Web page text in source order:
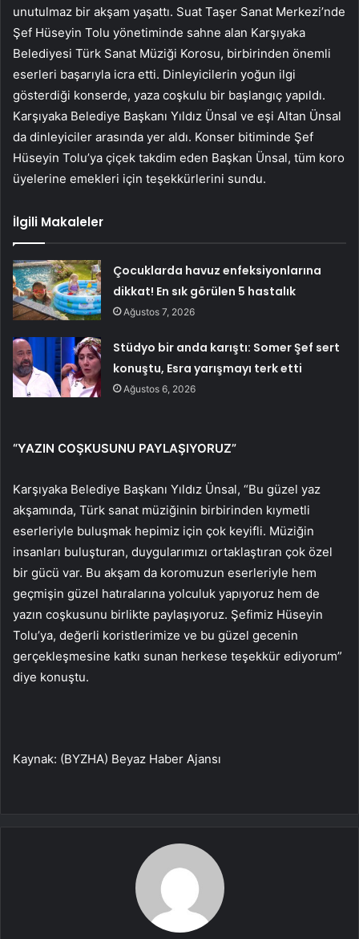
unutulmaz bir akşam yaşattı. Suat Taşer Sanat Merkezi’nde
Şef Hüseyin Tolu yönetiminde sahne alan Karşıyaka
Belediyesi Türk Sanat Müziği Korosu, birbirinden önemli
eserleri başarıyla icra etti. Dinleyicilerin yoğun ilgi
gösterdiği konserde, yaza coşkulu bir başlangıç yapıldı.
Karşıyaka Belediye Başkanı Yıldız Ünsal ve eşi Altan Ünsal
da dinleyiciler arasında yer aldı. Konser bitiminde Şef
Hüseyin Tolu’ya çiçek takdim eden Başkan Ünsal, tüm koro
üyelerine emekleri için teşekkürlerini sundu.
İlgili Makaleler
Çocuklarda havuz enfeksiyonlarına
dikkat! En sık görülen 5 hastalık
Ağustos 7, 2026
Stüdyo bir anda karıştı: Somer Şef sert
konuştu, Esra yarışmayı terk etti
Ağustos 6, 2026
“YAZIN COŞKUSUNU PAYLAŞIYORUZ”
Karşıyaka Belediye Başkanı Yıldız Ünsal, “Bu güzel yaz
akşamında, Türk sanat müziğinin birbirinden kıymetli
eserleriyle buluşmak hepimiz için çok keyifli. Müziğin
insanları buluşturan, duygularımızı ortaklaştıran çok özel
bir gücü var. Bu akşam da koromuzun eserleriyle hem
geçmişin güzel hatıralarına yolculuk yapıyoruz hem de
yazın coşkusunu birlikte paylaşıyoruz. Şefimiz Hüseyin
Tolu’ya, değerli koristlerimize ve bu güzel gecenin
gerçekleşmesine katkı sunan herkese teşekkür ediyorum”
diye konuştu.
Kaynak: (BYZHA) Beyaz Haber Ajansı